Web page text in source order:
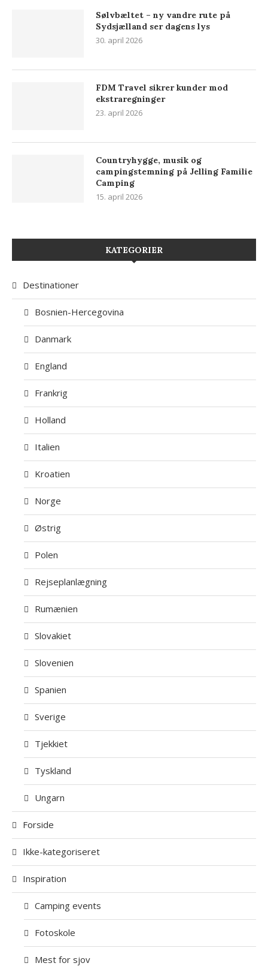
Sølvbæltet – ny vandre rute på
Sydsjælland ser dagens lys
30. april 2026
FDM Travel sikrer kunder mod
ekstraregninger
23. april 2026
Countryhygge, musik og
campingstemning på Jelling Familie
Camping
15. april 2026
KATEGORIER
Destinationer
Bosnien-Hercegovina
Danmark
England
Frankrig
Holland
Italien
Kroatien
Norge
Østrig
Polen
Rejseplanlægning
Rumænien
Slovakiet
Slovenien
Spanien
Sverige
Tjekkiet
Tyskland
Ungarn
Forside
Ikke-kategoriseret
Inspiration
Camping events
Fotoskole
Mest for sjov